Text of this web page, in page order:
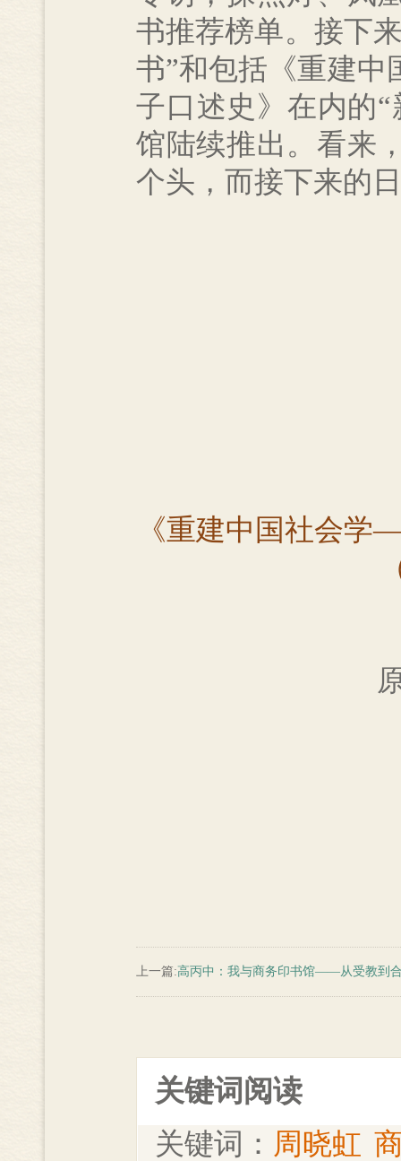
书推荐榜单。接下
书”和包括《重建
子口述史》在内的
馆陆续推出。看来
个头，而接下来的
《重建中国社会学
上一篇:高丙中：我与商务印书馆——从受教到
关键词阅读
关键词： 周晓虹